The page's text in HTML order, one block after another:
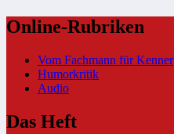
Online-Rubriken
Vom Fachmann für Kenner
Humorkritik
Audio
Das Heft